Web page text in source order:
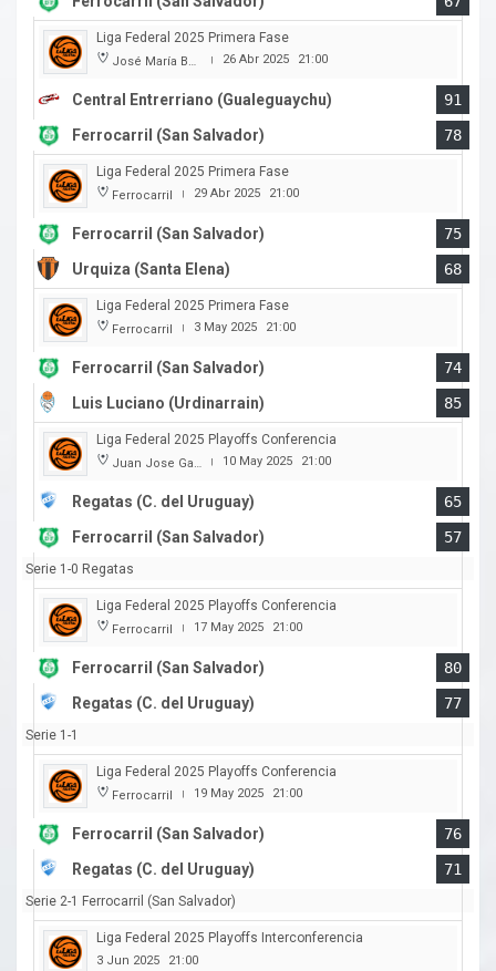
Liga Federal 2025 Primera Fase
José María Bertora | 26 Abr 2025 21:00
Central Entrerriano (Gualeguaychu)
91
Ferrocarril (San Salvador)
78
Liga Federal 2025 Primera Fase
Ferrocarril | 29 Abr 2025 21:00
Ferrocarril (San Salvador)
75
Urquiza (Santa Elena)
68
Liga Federal 2025 Primera Fase
Ferrocarril | 3 May 2025 21:00
Ferrocarril (San Salvador)
74
Luis Luciano (Urdinarrain)
85
Liga Federal 2025 Playoffs Conferencia
Juan Jose Garro | 10 May 2025 21:00
Regatas (C. del Uruguay)
65
Ferrocarril (San Salvador)
57
Serie 1-0 Regatas
Liga Federal 2025 Playoffs Conferencia
Ferrocarril | 17 May 2025 21:00
Ferrocarril (San Salvador)
80
Regatas (C. del Uruguay)
77
Serie 1-1
Liga Federal 2025 Playoffs Conferencia
Ferrocarril | 19 May 2025 21:00
Ferrocarril (San Salvador)
76
Regatas (C. del Uruguay)
71
Serie 2-1 Ferrocarril (San Salvador)
Liga Federal 2025 Playoffs Interconferencia
3 Jun 2025 21:00